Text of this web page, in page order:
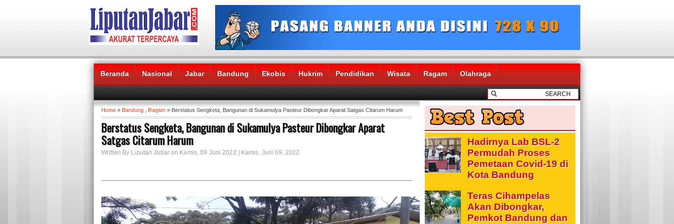
Beranda Nasional Jabar Bandung Ekobis Hukrim Pendidikan Wisata Ragam Olahraga
Headlines News :
Home » Bandung Ragam » Berstatus Sengketa, Bangunan di Sukamulya Pasteur Dibongkar Aparat Satgas Citarum Harum
Berstatus Sengketa, Bangunan di Sukamulya Pasteur Dibongkar Aparat
Satgas Citarum Harum
Written By Liputan Jabar on Kamis, 09 Juni 2022 | Kamis, Juni 09, 2022
Hadirnya Lab BSL-2
Permudah Proses
Pemetaan Covid-19 di
Kota Bandung
Teras Cihampelas
Akan Dibongkar,
Pemkot Bandung dan